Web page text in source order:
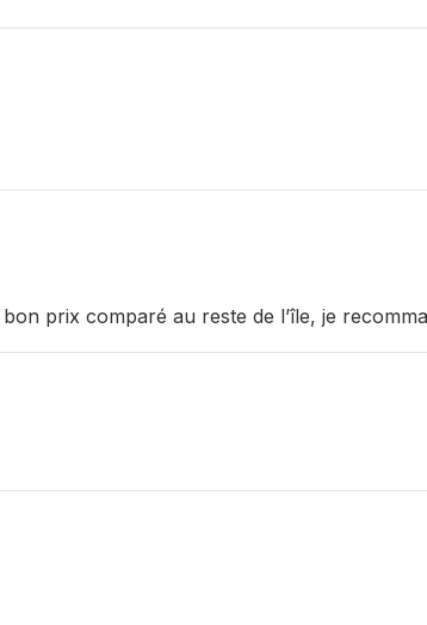
prix comparé au reste de l’île, je